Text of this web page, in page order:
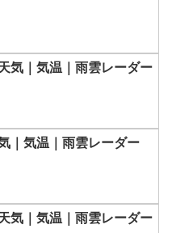
気｜気温｜雨雲レーダー
｜気温｜雨雲レーダー
気｜気温｜雨雲レーダー